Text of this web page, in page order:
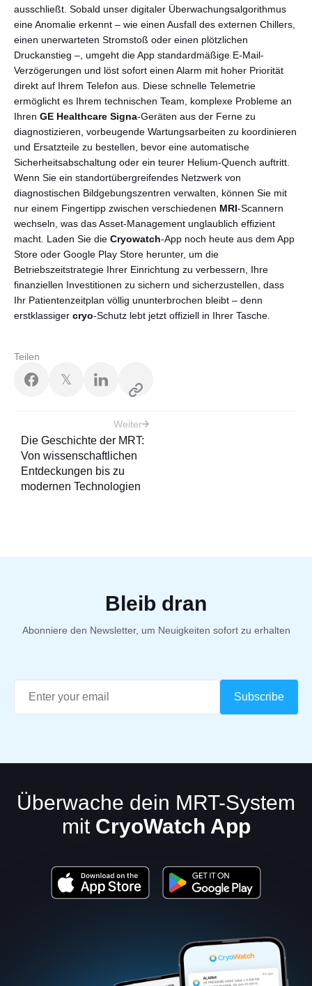
ausschließt. Sobald unser digitaler Überwachungsalgorithmus
eine Anomalie erkennt – wie einen Ausfall des externen Chillers,
einen unerwarteten Stromstoß oder einen plötzlichen
Druckanstieg –, umgeht die App standardmäßige E-Mail-
Verzögerungen und löst sofort einen Alarm mit hoher Priorität
direkt auf Ihrem Telefon aus. Diese schnelle Telemetrie
ermöglicht es Ihrem technischen Team, komplexe Probleme an
Ihren GE Healthcare Signa-Geräten aus der Ferne zu
diagnostizieren, vorbeugende Wartungsarbeiten zu koordinieren
und Ersatzteile zu bestellen, bevor eine automatische
Sicherheitsabschaltung oder ein teurer Helium-Quench auftritt.
Wenn Sie ein standortübergreifendes Netzwerk von
diagnostischen Bildgebungszentren verwalten, können Sie mit
nur einem Fingertipp zwischen verschiedenen MRI-Scannern
wechseln, was das Asset-Management unglaublich effizient
macht. Laden Sie die Cryowatch-App noch heute aus dem App
Store oder Google Play Store herunter, um die
Betriebszeitstrategie Ihrer Einrichtung zu verbessern, Ihre
finanziellen Investitionen zu sichern und sicherzustellen, dass
Ihr Patientenzeitplan völlig ununterbrochen bleibt – denn
erstklassiger cryo-Schutz lebt jetzt offiziell in Ihrer Tasche.
Teilen
𝕏
Beitragsnavigation
Weiter
Die Geschichte der MRT:
Von wissenschaftlichen
Entdeckungen bis zu
modernen Technologien
Bleib dran
Abonniere den Newsletter, um Neuigkeiten sofort zu erhalten
Überwache dein MRT-System
mit CryoWatch App